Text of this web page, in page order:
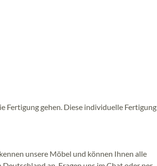
Fertigung gehen. Diese individuelle Fertigung
unsere Möbel und können Ihnen alle